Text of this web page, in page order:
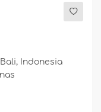
Indonesia